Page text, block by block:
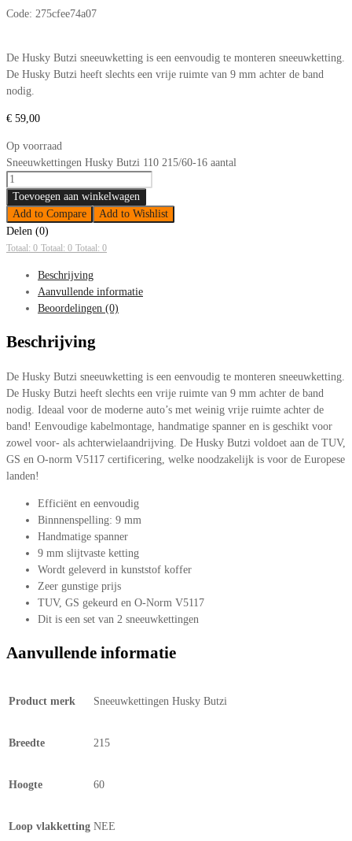
Code: 275cfee74a07
De Husky Butzi sneeuwketting is een eenvoudig te monteren sneeuwketting.
De Husky Butzi heeft slechts een vrije ruimte van 9 mm achter de band
nodig.
€ 59,00
Op voorraad
Sneeuwkettingen Husky Butzi 110 215/60-16 aantal
Toevoegen aan winkelwagen
Add to Compare
Add to Wishlist
Delen (0)
Totaal: 0 Totaal: 0 Totaal: 0
Beschrijving
Aanvullende informatie
Beoordelingen (0)
Beschrijving
De Husky Butzi sneeuwketting is een eenvoudig te monteren sneeuwketting.
De Husky Butzi heeft slechts een vrije ruimte van 9 mm achter de band
nodig. Ideaal voor de moderne auto’s met weinig vrije ruimte achter de
band! Eenvoudige kabelmontage, handmatige spanner en is geschikt voor
zowel voor- als achterwielaandrijving. De Husky Butzi voldoet aan de TUV,
GS en O-norm V5117 certificering, welke noodzakelijk is voor de Europese
landen!
Efficiënt en eenvoudig
Binnnenspelling: 9 mm
Handmatige spanner
9 mm slijtvaste ketting
Wordt geleverd in kunststof koffer
Zeer gunstige prijs
TUV, GS gekeurd en O-Norm V5117
Dit is een set van 2 sneeuwkettingen
Aanvullende informatie
Product merk Sneeuwkettingen Husky Butzi
Breedte 215
Hoogte 60
Loop vlakketting NEE